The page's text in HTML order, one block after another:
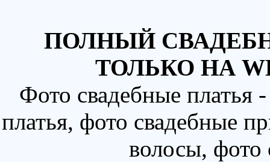
ПОЛНЫЙ
ТОЛЬКО НА
Фото свадебные
платья, фото свадебные
волосы,